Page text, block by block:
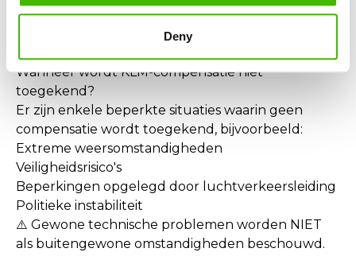
Deny
Vergoeding van extra kosten (verblijf, maaltijden,
Wanneer wordt KLM-compensatie niet
toegekend?
Er zijn enkele beperkte situaties waarin geen
compensatie wordt toegekend, bijvoorbeeld:
Extreme weersomstandigheden
Veiligheidsrisico's
Beperkingen opgelegd door luchtverkeersleiding
Politieke instabiliteit
⚠️ Gewone technische problemen worden NIET
als buitengewone omstandigheden beschouwd.